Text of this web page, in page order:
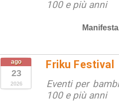
100 e più anni
ago
23
2026
Friku Festival
Eventi per
100 e più anni